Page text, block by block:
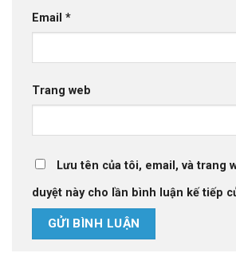
Email *
Trang web
Lưu tên của tôi, email, và trang
duyệt này cho lần bình luận kế tiếp